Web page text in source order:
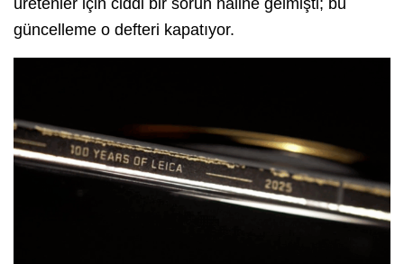
güncelleme o defteri kapatıyor.